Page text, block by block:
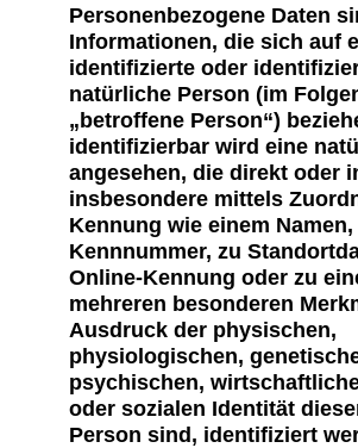
Personenbezogene Daten
Informationen, die sich auf
identifizierte oder
natürliche Person (im
„betroffene Person“)
identifizierbar wird eine
angesehen, die direkt oder
insbesondere mittels
Kennung wie einem
Kennnummer, zu
Online-Kennung oder zu
mehreren besonderen
Ausdruck der physischen,
physiologischen,
psychischen,
oder sozialen Identität
Person sind, identifiziert